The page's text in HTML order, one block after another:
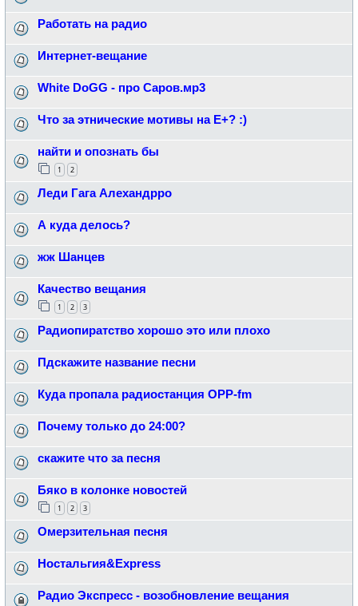
Работать на радио
Интернет-вещание
White DoGG - про Саров.мр3
Что за этнические мотивы на Е+? :)
найти и опознать бы
1 2
Леди Гага Алехандрро
А куда делось?
жж Шанцев
Качество вещания
1 2 3
Радиопиратство хорошо это или плохо
Пдскажите название песни
Куда пропала радиостанция ОРР-fm
Почему только до 24:00?
скажите что за песня
Бяко в колонке новостей
1 2 3
Омерзительная песня
Ностальгия&Express
Радио Экспресс - возобновление вещания